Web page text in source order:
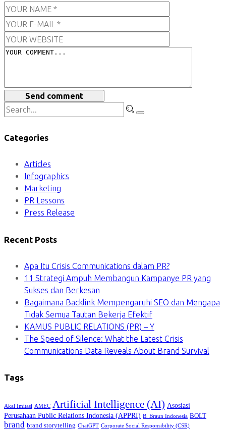
Send comment
Categories
Articles
Infographics
Marketing
PR Lessons
Press Release
Recent Posts
Apa Itu Crisis Communications dalam PR?
11 Strategi Ampuh Membangun Kampanye PR yang
Sukses dan Berkesan
Bagaimana Backlink Mempengaruhi SEO dan Mengapa
Tidak Semua Tautan Bekerja Efektif
KAMUS PUBLIC RELATIONS (PR) – Y
The Speed of Silence: What the Latest Crisis
Communications Data Reveals About Brand Survival
Tags
Akal Imitasi AMEC Artificial Intelligence (AI) Asosiasi
Perusahaan Public Relations Indonesia (APPRI) B. Braun Indonesia BOLT
brand brand storytelling ChatGPT Corporate Social Responsibility (CSR)